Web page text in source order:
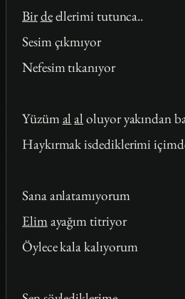
Birdeellerimi tutunca..
Sesim çıkmıyor
Nefesim tıkanıyor
Yüzümal al oluyor yakından
Haykırmak isdediklerimi
Sana anlatamıyorum
Elimayağım titriyor
Öylece kala kalıyorum